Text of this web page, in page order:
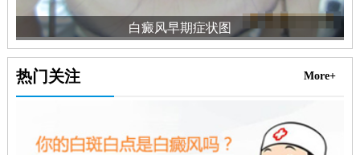
白癜风早期症状图
热门关注 More+